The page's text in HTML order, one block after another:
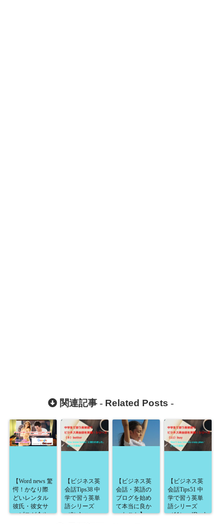
関連記事 - Related Posts -
【Word news 驚
愕！かなり際
どいレンタル
彼氏・彼女サ
ービスが今や
【ビジネス英
会話Tips38 中
学で習う英単
語シリーズ
（9）better
【ビジネス英
会話・英語の
ブログを始め
て本当に良か
ったこと】
【ビジネス英
会話Tips51 中
学で習う英単
語シリーズ
（11）～’Don’t